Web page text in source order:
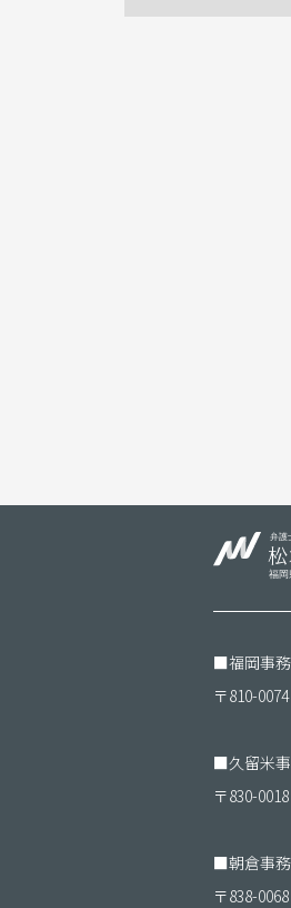
■福岡事
〒810-
■久留米
〒830-
■朝倉事
〒838-